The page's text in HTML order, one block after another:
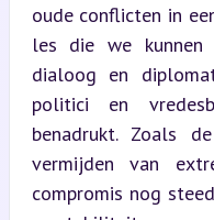
oude conflicten in
les die we
dialoog en
politici en
benadrukt. Zoals
vermijden van
compromis nog